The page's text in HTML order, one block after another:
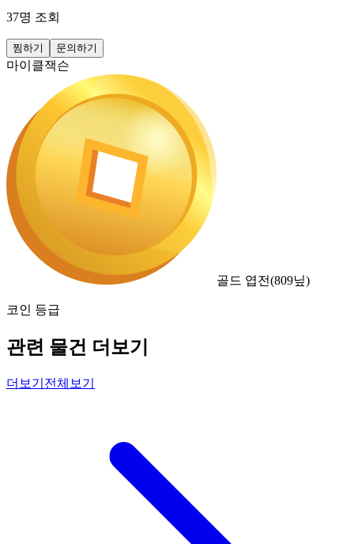
37명 조회
찜하기 문의하기
마이클잭슨
골드 엽전(809닢)
코인 등급
관련 물건 더보기
더보기 전체보기